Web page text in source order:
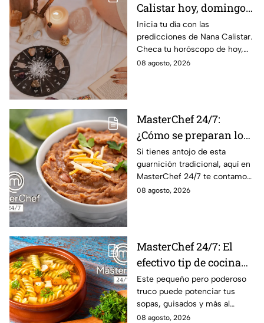
Calistar hoy, domingo 9
de agosto: estos signos
tendrán ingresos extra
Inicia tu día con las
predicciones de Nana Calistar.
Checa tu horóscopo de hoy,
domingo 9 de agosto, y
08 agosto, 2026
MasterChef 24/7:
¿Cómo se preparan los
frijoles puercos estilo
Sonora?
Si tienes antojo de esta
guarnición tradicional, aquí en
MasterChef 24/7 te contamos
la receta.
08 agosto, 2026
MasterChef 24/7: El
efectivo tip de cocina
de las abuelas para
darle sabor extra al
caldillo
Este pequeño pero poderoso
truco puede potenciar tus
sopas, guisados y más al
máximo.
08 agosto, 2026